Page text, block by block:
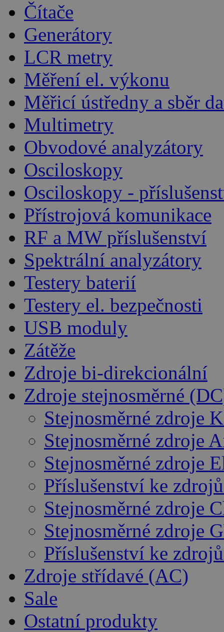
Čítače
Generátory
LCR metry
Měření el. výkonu
Měřicí ústředny a sběr
Multimetry
Obvodové analyzátory
Osciloskopy
Osciloskopy -
Přístrojová komunikace
RF a MW příslušenství
Spektrální analyzátory
Testery baterií
Testery el. bezpečnosti
USB moduly
Zátěže
Zdroje bi-direkcionální
Zdroje stejnosměrné
Stejnosměrné zdroje
Stejnosměrné zdroje
Stejnosměrné zdroje
Příslušenství ke
Stejnosměrné zdroje
Stejnosměrné zdroje
Příslušenství ke
Zdroje střídavé (AC)
Sale
Ostatní produkty